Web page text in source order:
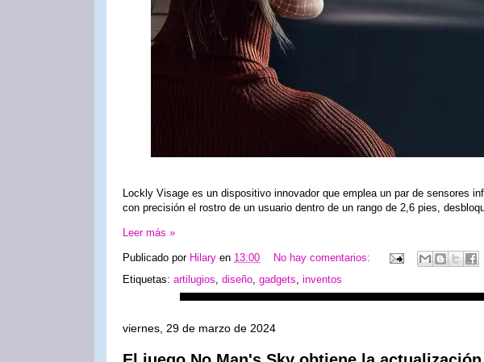
Lockly Visage es un dispositivo innovador que emplea un par de sensores
con precisión el rostro de un usuario dentro de un rango de 2,6 pies,
Leer más »
Publicado por Hilary en 13:00
No hay comentarios:
Etiquetas: artilugios diseño gadgets inventos
viernes, 29 de marzo de 2024